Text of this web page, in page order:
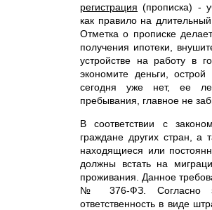
регистрация (прописка) -
как правило на
Отметка о прописке
получения ипотеки,
устройстве на работу в
экономите деньги,
сегодня уже нет, ее
пребывания, главное не
В соответствии с
граждане других стран, а
находящиеся или
должны встать на
проживания. Данное
№ 376-ФЗ. Согласно
ответственность в виде